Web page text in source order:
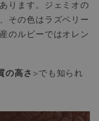
ります。ジェミオの
その色はラズベリー
のルビーではオレン
の高さ >でも知られ